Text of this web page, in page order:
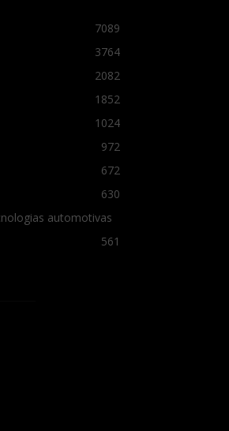
7089
3764
2082
1852
1024
972
672
630
automotivas
561